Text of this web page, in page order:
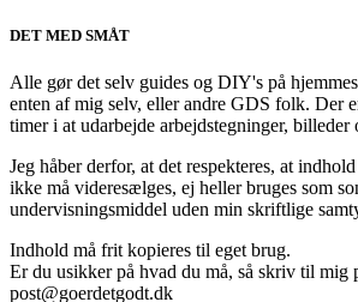
DET MED SMÅT
Alle gør det selv guides og DIY's på
enten af mig selv, eller andre GDS folk. Der
timer i at udarbejde arbejdstegninger, billeder
Jeg håber derfor, at det respekteres, at
ikke må videresælges, ej heller bruges som
undervisningsmiddel uden min skriftlige
Indhold må frit kopieres til eget brug.
Er du usikker på hvad du må, så skriv til mig
post@goerdetgodt.dk